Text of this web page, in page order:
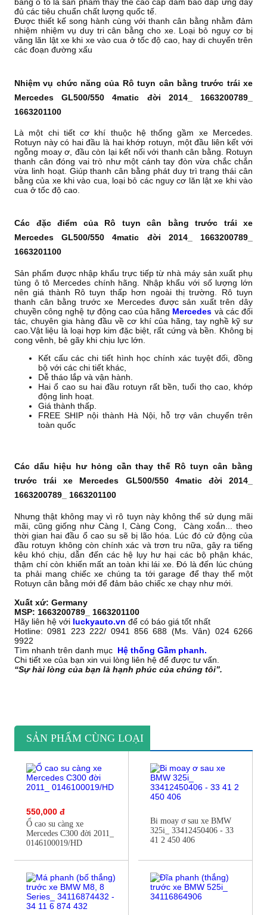
đủ các tiêu chuẩn chất lượng quốc tế.
Được thiết kế song hành cùng với thanh cân bằng nhằm đảm
nhiệm nhiệm vụ duy tri cân bằng cho xe. Loại bỏ nguy cơ bị
văng lăn lật xe khi xe vào cua ở tốc độ cao, hay di chuyển trên
các đoạn đường xấu
Nhiệm vụ chức năng của Rô tuyn cân bằng trước trái xe
Mercedes GL500/550 4matic đời 2014_ 1663200789_
1663201100
Là một chi tiết cơ khí thuộc hệ thống gầm xe Mercedes.
Rotuyn này có hai đầu là hai khớp rotuyn, một đầu liên kết với
ngỗng moay ơ, đầu còn lại kết nối với thanh cân bằng. Rotuyn
thanh cân đóng vai trò như một cánh tay đòn vừa chắc chắn
vừa linh hoạt. Giúp thanh cân bằng phát duy trì trạng thái cân
bằng của xe khi vào cua, loại bỏ các nguy cơ lăn lật xe khi vào
cua ở tốc độ cao.
Các đặc điểm của Rô tuyn cân bằng trước trái xe
Mercedes GL500/550 4matic đời 2014_ 1663200789_
1663201100
Sản phẩm được nhập khẩu trực tiếp từ nhà máy sản xuất phụ
tùng ô tô Mercedes chính hãng. Nhập khẩu với số lượng lớn
nên giá thành Rô tuyn thấp hơn ngoài thị trường. Rô tuyn
thanh cân bằng trước xe Mercedes được sản xuất trên dây
chuyền công nghệ tự động cao của hãng Mercedes và các đối
tác, chuyên gia hàng đầu về cơ khí của hãng, tay nghề kỹ sư
cao.Vật liệu là loại hợp kim đặc biệt, rất cứng và bền. Không bị
cong vênh, bẻ gãy khi chịu lực lớn.
Kết cấu các chi tiết hình học chính xác tuyệt đối, đồng
bộ với các chi tiết khác,
Dễ tháo lắp và vận hành.
Hai ổ cao su hai đầu rotuyn rất bền, tuổi thọ cao, khớp
động linh hoạt.
Giá thành thấp.
FREE SHIP nội thành Hà Nội, hỗ trợ vân chuyển trên
toàn quốc
Các dấu hiệu hư hỏng cần thay thế Rô tuyn cân bằng
trước trái xe Mercedes GL500/550 4matic đời 2014_
1663200789_ 1663201100
Nhưng thật không may vì rô tuyn này không thể sử dụng mãi
mãi, cũng giống như Càng I, Càng Cong, Càng xoắn... theo
thời gian hai đầu ổ cao su sẽ bị lão hóa. Lúc đó cử động của
đầu rotuyn không còn chính xác và trơn tru nữa, gây ra tiếng
kêu khó chịu, dẫn đến các hệ lụy hư hại các bộ phận khác,
thậm chí còn khiến mất an toàn khi lái xe. Đó là đến lúc chúng
ta phải mang chiếc xe chúng ta tới garage để thay thế một
Rotuyn cân bằng mới để đảm bảo chiếc xe chạy như mới.
Xuất xứ: Germany
MSP: 1663200789_ 1663201100
Hãy liên hệ với luckyauto.vn để có báo giá tốt nhất
Hotline: 0981 223 222/ 0941 856 688 (Ms. Vân) 024 6266
9922
Tìm nhanh trên danh mục Hệ thống Gầm phanh.
Chi tiết xe của bạn xin vui lòng liên hệ để được tư vấn.
“Sự hài lòng của bạn là hạnh phúc của chúng tôi”.
SẢN PHẨM CÙNG LOẠI
550,000 đ
Ổ cao su càng xe
Mercedes C300 đời 2011_
0146100019/HD
Bi moay ơ sau xe BMW
325i_ 33412450406 - 33
41 2 450 406